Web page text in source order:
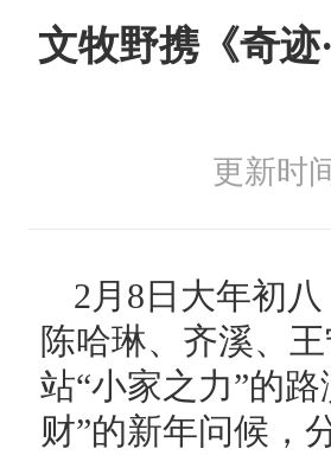
文牧野携《奇
更新时
2月8日大年初
陈哈琳、齐溪、
站“小家之力”的
财”的新年问候，